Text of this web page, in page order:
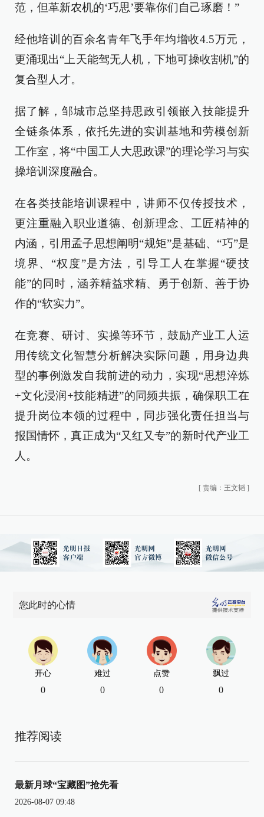
范，但革新农机的‘巧思’要靠你们自己琢磨！”
经他培训的百余名青年飞手年均增收4.5万元，
更涌现出“上天能驾无人机，下地可操收割机”的
复合型人才。
据了解，邹城市总坚持思政引领嵌入技能提升
全链条体系，依托先进的实训基地和劳模创新
工作室，将“中国工人大思政课”的理论学习与实
操培训深度融合。
在各类技能培训课程中，讲师不仅传授技术，
更注重融入职业道德、创新理念、工匠精神的
内涵，引用孟子思想阐明“规矩”是基础、“巧”是
境界、“权度”是方法，引导工人在掌握“硬技
能”的同时，涵养精益求精、勇于创新、善于协
作的“软实力”。
在竞赛、研讨、实操等环节，鼓励产业工人运
用传统文化智慧分析解决实际问题，用身边典
型的事例激发自我前进的动力，实现“思想淬炼
+文化浸润+技能精进”的同频共振，确保职工在
提升岗位本领的过程中，同步强化责任担当与
报国情怀，真正成为“又红又专”的新时代产业工
人。
[ 责编：王文韬 ]
您此时的心情
开心
0
难过
0
点赞
0
飘过
0
推荐阅读
最新月球“宝藏图”抢先看
2026-08-07 09:48